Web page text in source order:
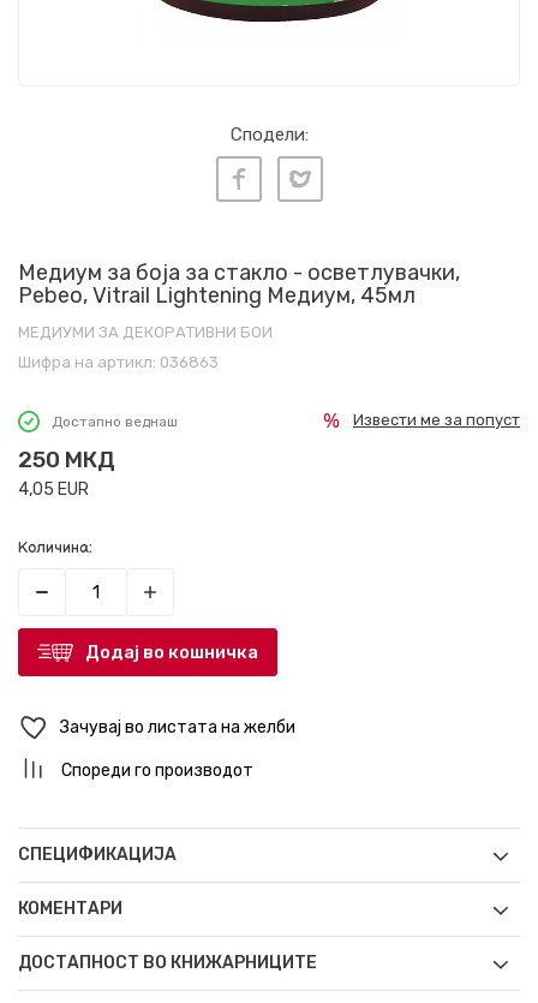
Сподели:
Медиум за боја за стакло - осветлувачки,
Pebeo, Vitrail Lightening Медиум, 45мл
МЕДИУМИ ЗА ДЕКОРАТИВНИ БОИ
Шифра на артикл: 036863
Достапно веднаш
250 МКД
4,05 EUR
Извести ме за попуст
Количина:
Додај во кошничка
Зачувај во листата на желби
Спореди го производот
СПЕЦИФИКАЦИЈА
КОМЕНТАРИ
ДОСТАПНОСТ ВО КНИЖАРНИЦИТЕ